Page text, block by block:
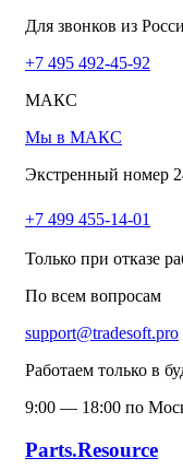
Для звонков из
+7 495 492-45-92
МАКС
Мы в МАКС
Экстренный номер
+7 499 455-14-01
Только при отказе
По всем вопросам
support@tradesoft.pro
Работаем только в
9:00 — 18:00 по
Parts.Resource